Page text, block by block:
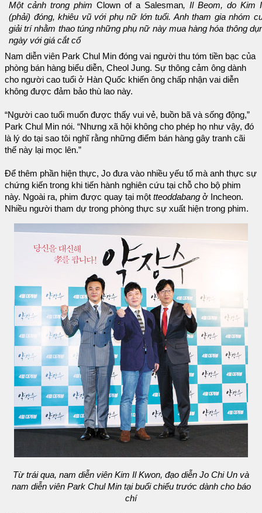
Một cảnh trong phim Clown of a Salesman, Il Beom, do Kim
(phải) đóng, khiêu vũ với phụ nữ lớn tuổi. Anh tham gia nhóm
giải trí nhằm thao túng những phụ nữ này mua hàng hóa thông
ngày với giá cắt cổ
Nam diễn viên Park Chul Min đóng vai người thu tóm tiền bạc của
phòng bán hàng biểu diễn, Cheol Jung. Sự thông cảm ông dành
cho người cao tuổi ở Hàn Quốc khiến ông chấp nhận vai diễn
không được đảm bảo thù lao này.
“Người cao tuổi muốn được thấy vui vẻ, buồn bã và sống động,”
Park Chul Min nói. “Nhưng xã hội không cho phép họ như vậy, đó
là lý do tại sao tôi nghĩ rằng những điểm bán hàng gây tranh cãi
thế này lại mọc lên.”
Để thêm phần hiện thực, Jo đưa vào nhiều yếu tố mà anh thực sự
chứng kiến trong khi tiến hành nghiên cứu tại chỗ cho bộ phim
này. Ngoài ra, phim được quay tại một tteoddabang ở Incheon.
Nhiều người tham dự trong phòng thực sự xuất hiện trong phim.
Từ trái qua, nam diễn viên Kim Il Kwon, đạo diễn Jo Chi Un và
nam diễn viên Park Chul Min tại buổi chiếu trước dành cho báo
chí